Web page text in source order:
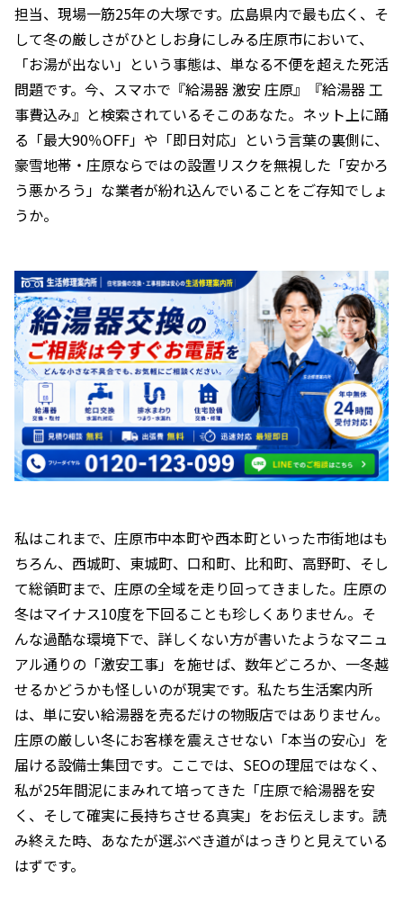
担当、現場一筋25年の大塚です。広島県内で最も広く、そ
して冬の厳しさがひとしお身にしみる庄原市において、
「お湯が出ない」という事態は、単なる不便を超えた死活
問題です。今、スマホで『給湯器 激安 庄原』『給湯器 工
事費込み』と検索されているそこのあなた。ネット上に踊
る「最大90％OFF」や「即日対応」という言葉の裏側に、
豪雪地帯・庄原ならではの設置リスクを無視した「安かろ
う悪かろう」な業者が紛れ込んでいることをご存知でしょ
うか。
私はこれまで、庄原市中本町や西本町といった市街地はも
ちろん、西城町、東城町、口和町、比和町、高野町、そし
て総領町まで、庄原の全域を走り回ってきました。庄原の
冬はマイナス10度を下回ることも珍しくありません。そ
んな過酷な環境下で、詳しくない方が書いたようなマニュ
アル通りの「激安工事」を施せば、数年どころか、一冬越
せるかどうかも怪しいのが現実です。私たち生活案内所
は、単に安い給湯器を売るだけの物販店ではありません。
庄原の厳しい冬にお客様を震えさせない「本当の安心」を
届ける設備士集団です。ここでは、SEOの理屈ではなく、
私が25年間泥にまみれて培ってきた「庄原で給湯器を安
く、そして確実に長持ちさせる真実」をお伝えします。読
み終えた時、あなたが選ぶべき道がはっきりと見えている
はずです。